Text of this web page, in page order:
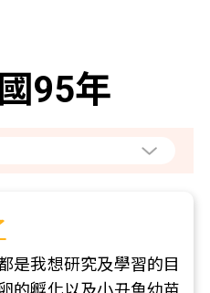
95年
是我想研究及學習的目